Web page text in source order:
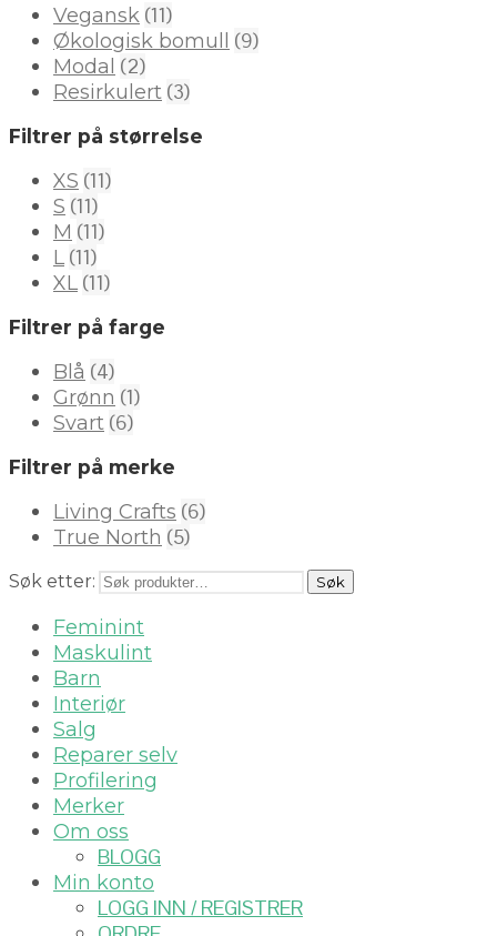
Vegansk (11)
Økologisk bomull (9)
Modal (2)
Resirkulert (3)
Filtrer på størrelse
XS (11)
S (11)
M (11)
L (11)
XL (11)
Filtrer på farge
Blå (4)
Grønn (1)
Svart (6)
Filtrer på merke
Living Crafts (6)
True North (5)
Søk etter: Søk
Feminint
Maskulint
Barn
Interiør
Salg
Reparer selv
Profilering
Merker
Om oss
BLOGG
Min konto
LOGG INN / REGISTRER